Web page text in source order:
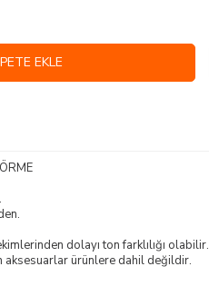
EKLE
dolayı ton farklılığı olabilir.
aksesuarlar ürünlere dahil değildir.